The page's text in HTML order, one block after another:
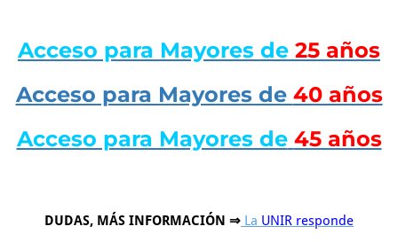
Acceso para Mayores de 25 años
Acceso para Mayores de 40 años
Acceso para Mayores de 45 años
DUDAS, MÁS INFORMACIÓN ⇒ La UNIR responde